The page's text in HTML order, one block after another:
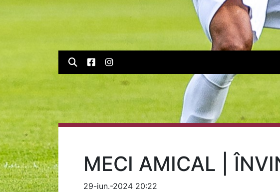
MECI AMICAL |
29-iun.-2024 20:22